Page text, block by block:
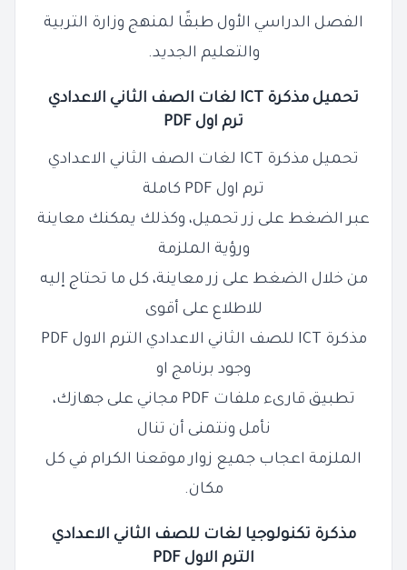
الفصل الدراسي الأول طبقًا لمنهج وزارة التربية
والتعليم الجديد.
تحميل مذكرة ICT لغات الصف الثاني الاعدادي
ترم اول PDF
تحميل مذكرة ICT لغات الصف الثاني الاعدادي
ترم اول PDF كاملة
عبر الضغط على زر تحميل، وكذلك يمكنك معاينة
ورؤية الملزمة
من خلال الضغط على زر معاينة، كل ما تحتاج إليه
للاطلاع على أقوى
مذكرة ICT للصف الثاني الاعدادي الترم الاول PDF
وجود برنامج او
تطبيق قارىء ملفات PDF مجاني على جهازك،
نأمل ونتمنى أن تنال
الملزمة اعجاب جميع زوار موقعنا الكرام في كل
مكان.
مذكرة تكنولوجيا لغات للصف الثاني الاعدادي
الترم الاول PDF